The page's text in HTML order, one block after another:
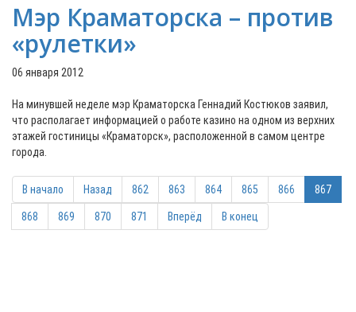
Мэр Краматорска – против
«рулетки»
06 января 2012
На минувшей неделе мэр Краматорска Геннадий Костюков заявил,
что располагает информацией о работе казино на одном из верхних
этажей гостиницы «Краматорск», расположенной в самом центре
города.
В начало Назад 862 863 864 865 866 867
868 869 870 871 Вперёд В конец